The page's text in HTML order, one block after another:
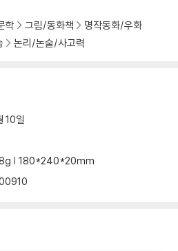
학 그림/동화책
명작동화/우화
논리/논술/사고력
10일
| 180*240*20mm